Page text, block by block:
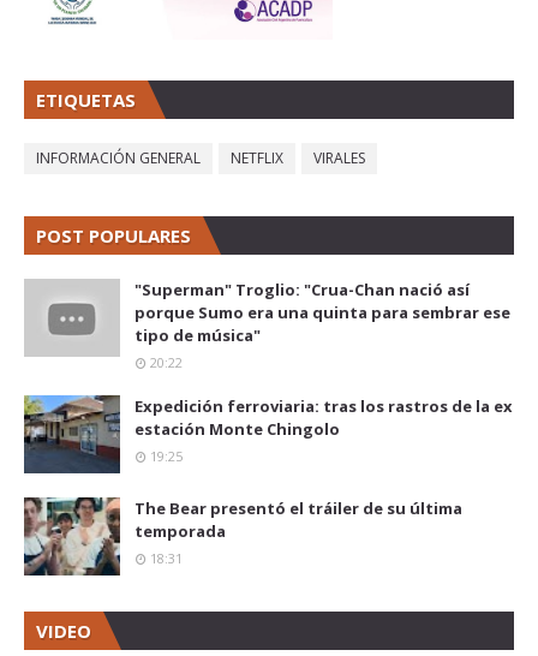
ETIQUETAS
INFORMACIÓN GENERAL NETFLIX VIRALES
POST POPULARES
"Superman" Troglio: "Crua-Chan nació así
porque Sumo era una quinta para sembrar ese
tipo de música"
20:22
Expedición ferroviaria: tras los rastros de la ex
estación Monte Chingolo
19:25
The Bear presentó el tráiler de su última
temporada
18:31
VIDEO